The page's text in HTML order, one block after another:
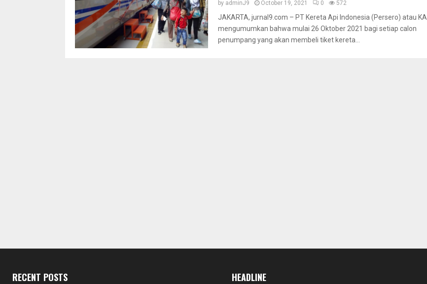
by adminJ9 October 19, 2021 0 572
JAKARTA, jurnal9.com – PT Kereta Api Indonesia (Persero) atau KAI
mengumumkan bahwa mulai 26 Oktober 2021 bagi setiap calon
penumpang yang akan membeli tiket kereta...
RECENT POSTS HEADLINE